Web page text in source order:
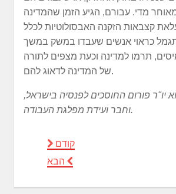
מדי. עבורם, הגיע הזמן שהמדינה
קצבאות הזקנה האבסולוטיות לכלל
כראוי אנשים שעבדו במשק במשך
תרמו למדינה וכעת מצפים לתורה
של המדינה לדאוג להם.
יו"ר פורום החוסכים לפנסיה בישראל,
וחבר ועידת מפלגת העבודה.
קודם
הבא